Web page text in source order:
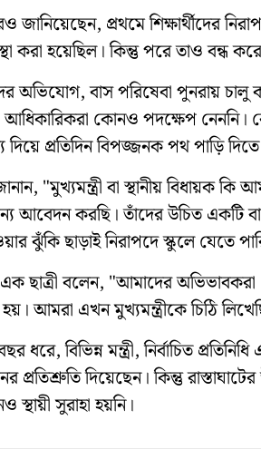
জানিয়েছেন, প্রথমে শিক্ষার্থীদের
করা হয়েছিল। কিন্তু পরে তাও বন্ধ
অভিযোগ, বাস পরিষেবা পুনরায় চালু
আধিকারিকরা কোনও পদক্ষেপ
প্রতিদিন বিপজ্জনক পথ পাড়ি
"মুখ্যমন্ত্রী বা স্থানীয় বিধায়ক কি
আবেদন করছি। তাঁদের উচিত একটি
ঝুঁকি ছাড়াই নিরাপদে স্কুলে যেতে
ছাত্রী বলেন, "আমাদের
হয়। আমরা এখন মুখ্যমন্ত্রীকে চিঠি
ধরে, বিভিন্ন মন্ত্রী, নির্বাচিত
প্রতিশ্রুতি দিয়েছেন। কিন্তু
সুরাহা হয়নি।